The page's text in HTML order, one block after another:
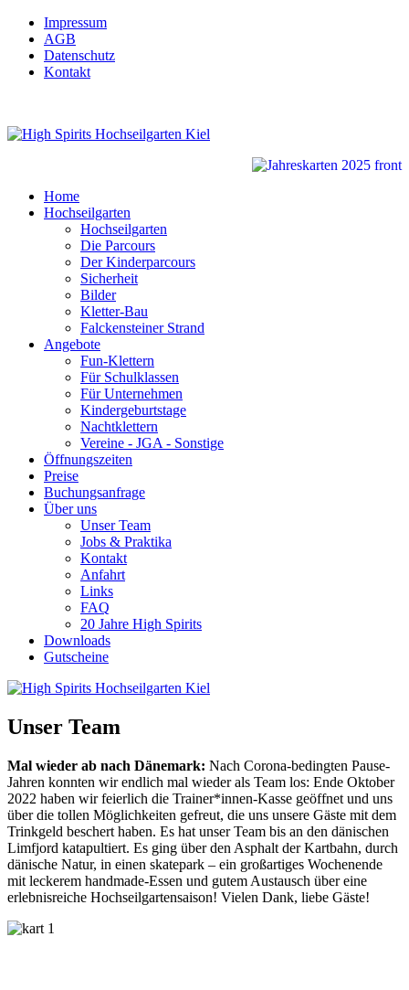
Impressum
AGB
Datenschutz
Kontakt
Home
Hochseilgarten
Hochseilgarten
Die Parcours
Der Kinderparcours
Sicherheit
Bilder
Kletter-Bau
Falckensteiner Strand
Angebote
Fun-Klettern
Für Schulklassen
Für Unternehmen
Kindergeburtstage
Nachtklettern
Vereine - JGA - Sonstige
Öffnungszeiten
Preise
Buchungsanfrage
Über uns
Unser Team
Jobs & Praktika
Kontakt
Anfahrt
Links
FAQ
20 Jahre High Spirits
Downloads
Gutscheine
Unser Team
Mal wieder ab nach Dänemark: Nach Corona-bedingten Pause-
Jahren konnten wir endlich mal wieder als Team los: Ende Oktober
2022 haben wir feierlich die Trainer*innen-Kasse geöffnet und uns
über die tollen Möglichkeiten gefreut, die uns unsere Gäste mit dem
Trinkgeld beschert haben. Es hat unser Team bis an den dänischen
Limfjord katapultiert. Es ging über den Asphalt der Kartbahn, durch
dänische Natur, in einen skatepark – ein großartiges Wochenende
mit leckerem handmade-Essen und gutem Austausch über eine
erlebnisreiche Hochseilgartensaison! Vielen Dank, liebe Gäste!